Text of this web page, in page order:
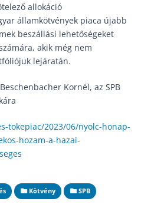
allokáció
államkötvények piaca újabb
beszállási lehetőségeket
akik még nem
lejáratán.
Kornél, az SPB
tokepiac/2023/06/nyolc-honap-
hozam-a-hazai-
Kötvény SPB